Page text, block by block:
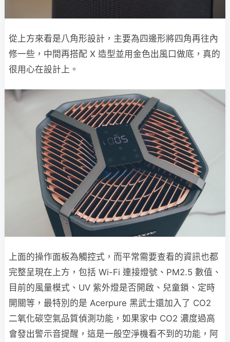
從上方來看是八角形設計，主要為四邊形將四角再往內
修一些，中間再搭配 X 造型並用金色出風口做底，真的
很用心在設計上。
上面的操作面板為觸控式，而平常需要查看的資訊也都
完整呈現在上方，包括 Wi-Fi 連接燈號、PM2.5 數值、
目前的風量模式、UV 紫外燈是否開啟、兒童鎖、定時
開關等，最特別的是 Acerpure 黑武士還加入了 CO2
二氧化碳空氣品質偵測功能，如果家中 CO2 濃度過高
會發出警示音提醒，這是一般空淨機看不到的功能，阿